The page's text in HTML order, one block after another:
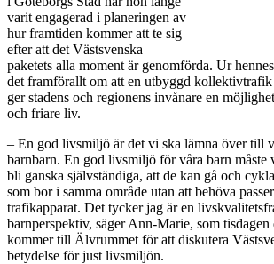
varit engagerad i planeringen av
hur framtiden kommer att te sig
efter att det Västsvenska
paketets alla moment är genomförda. Ur
det framförallt om att en utbyggd
ger stadens och regionens invånare en
och friare liv.
– En god livsmiljö är det vi ska lämna över till
barnbarn. En god livsmiljö för våra barn måste
bli ganska självständiga, att de kan gå och
som bor i samma område utan att behöva
trafikapparat. Det tycker jag är en
barnperspektiv, säger Ann-Marie, som
kommer till Älvrummet för att diskutera
betydelse för just livsmiljön.